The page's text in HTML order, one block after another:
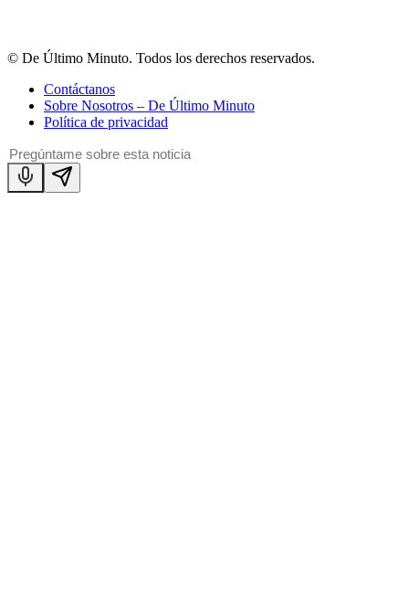
© De Último Minuto. Todos los derechos reservados.
Contáctanos
Sobre Nosotros – De Último Minuto
Política de privacidad